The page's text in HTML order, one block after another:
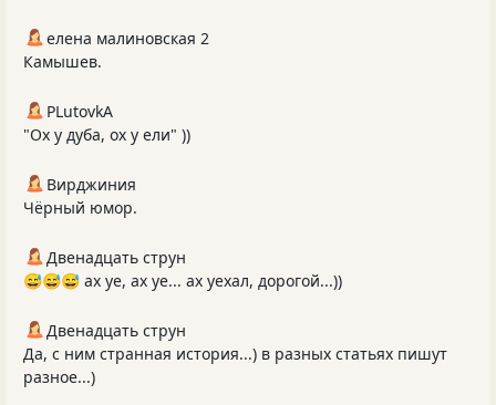
елена малиновская 2
Камышев.
PLutоvkА
"Ох у дуба, ох у ели" ))
Вирджиния
Чёрный юмор.
Двенадцать струн
😅😅😅 ах уе, ах уе... ах уехал, дорогой...))
Двенадцать струн
Да, с ним странная история...) в разных статьях пишут
разное...)